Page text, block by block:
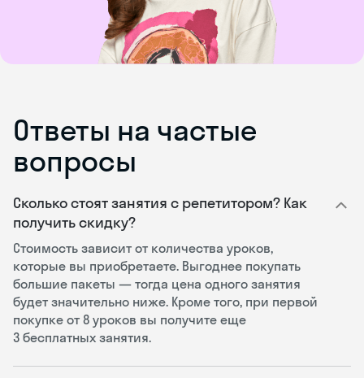
Ответы на частые
вопросы
Сколько стоят занятия с репетитором? Как
получить скидку?
Стоимость зависит от количества уроков,
которые вы приобретаете. Выгоднее покупать
большие пакеты — тогда цена одного занятия
будет значительно ниже. Кроме того, при первой
покупке от 8 уроков вы получите еще
3 бесплатных занятия.